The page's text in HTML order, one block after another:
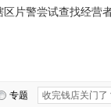
片警尝试查找经营
专题